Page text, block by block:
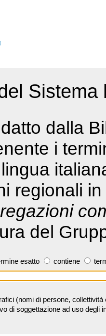
dalla
i
regionali
del
esatto contiene
(nomi di persone,
di soggettazione ad uso degli